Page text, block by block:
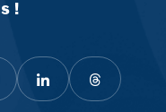
!